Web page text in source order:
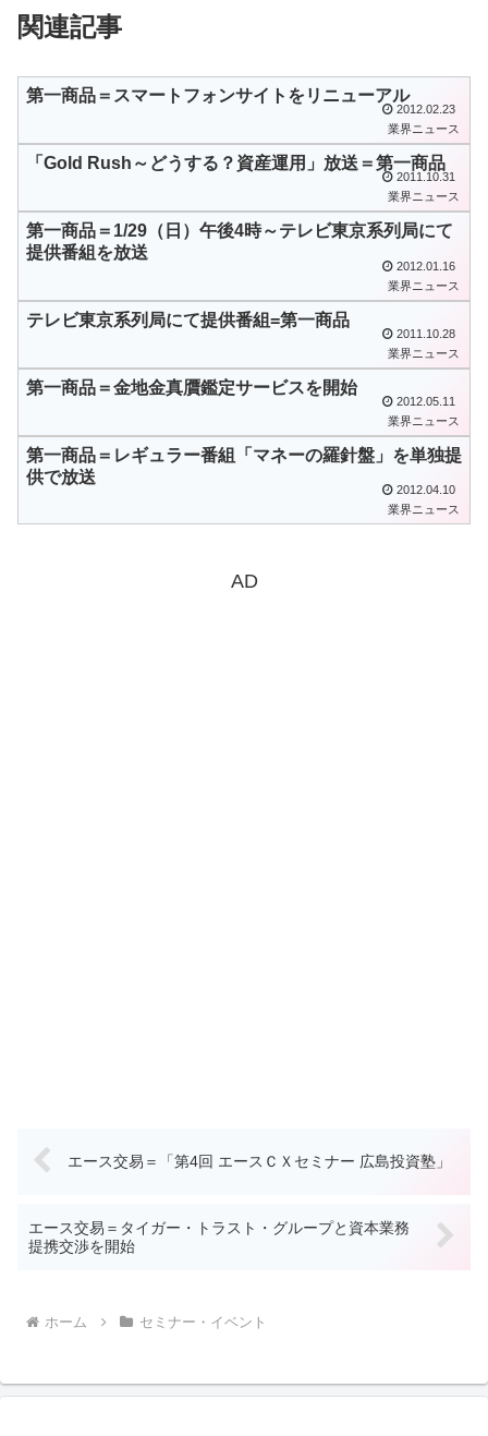
関連記事
第一商品＝スマートフォンサイトをリニューアル
2012.02.23
業界ニュース
「Gold Rush～どうする？資産運用」放送＝第一商品
2011.10.31
業界ニュース
第一商品＝1/29（日）午後4時～テレビ東京系列局にて
提供番組を放送
2012.01.16
業界ニュース
テレビ東京系列局にて提供番組=第一商品
2011.10.28
業界ニュース
第一商品＝金地金真贋鑑定サービスを開始
2012.05.11
業界ニュース
第一商品＝レギュラー番組「マネーの羅針盤」を単独提
供で放送
2012.04.10
業界ニュース
AD
エース交易＝「第4回 エースＣＸセミナー 広島投資塾」
エース交易＝タイガー・トラスト・グループと資本業務
提携交渉を開始
ホーム セミナー・イベント